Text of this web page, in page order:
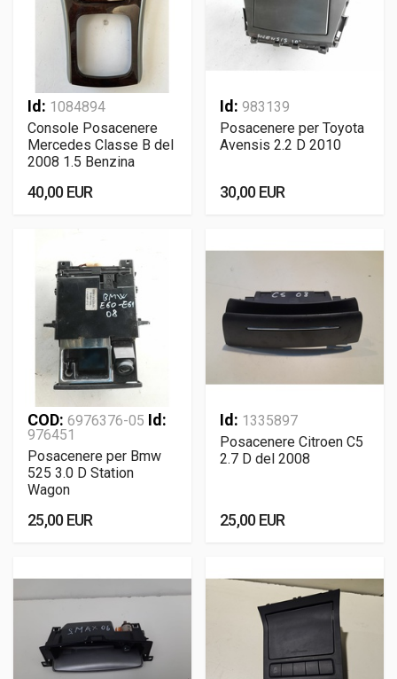
Id: 1084894
Console Posacenere
Mercedes Classe B del
2008 1.5 Benzina
40,00 EUR
Id: 983139
Posacenere per Toyota
Avensis 2.2 D 2010
30,00 EUR
COD: 6976376-05 Id:
976451
Posacenere per Bmw
525 3.0 D Station
Wagon
25,00 EUR
Id: 1335897
Posacenere Citroen C5
2.7 D del 2008
25,00 EUR